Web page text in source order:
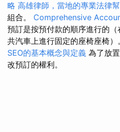
略 高雄律師，當地的專業法律
組合。 Comprehensive
預訂是按預付款的順序進行的
共汽車上進行固定的座椅座椅）
SEO的基本概念與定義 為了放
改預訂的權利。